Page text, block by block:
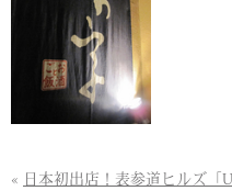
« 日本初出店！表参道ヒルズ「